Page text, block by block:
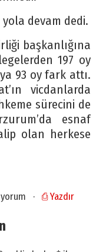
yola devam dedi.
başkanlığına
197 oy
93 oy fark attı.
vicdanlarda
sürecini de
esnaf
olan herkese
yorum · ⎙ Yazdır